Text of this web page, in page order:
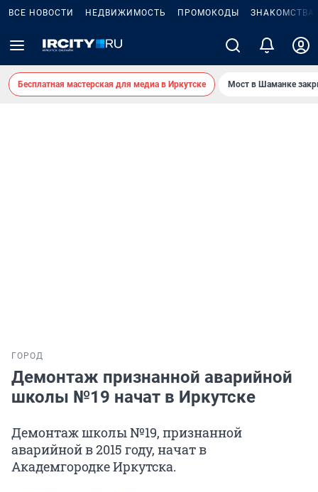
ВСЕ НОВОСТИ НЕДВИЖИМОСТЬ ПРОМОКОДЫ ЗНАКОМСТВА
Бесплатная мастерская для медиа в Иркутске Мост в Шаманке
ГОРОД
Демонтаж признанной аварийной
школы №19 начат в Иркутске
Демонтаж школы №19, признанной
аварийной в 2015 году, начат в
Академгородке Иркутска.